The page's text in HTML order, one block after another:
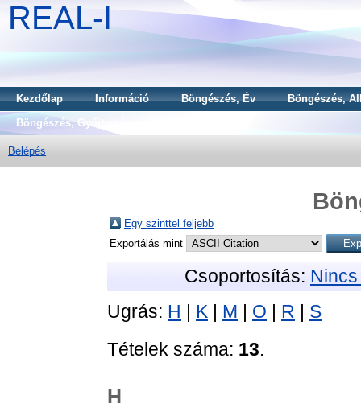
REAL-I
Kezdőlap Információ Böngészés, Év
Böngészés,
Böngészés, Gyűjtemény
Belépés
Egy szinttel feljebb
Exportálás mint
Csoportosítás:
Ugrás: H | K | M | O | R | S
Tételek száma: 13.
H